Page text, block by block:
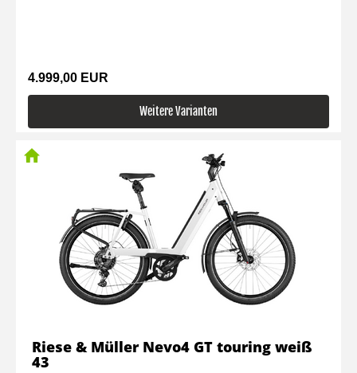
4.999,00 EUR
Weitere Varianten
Riese & Müller Nevo4 GT touring weiß
43